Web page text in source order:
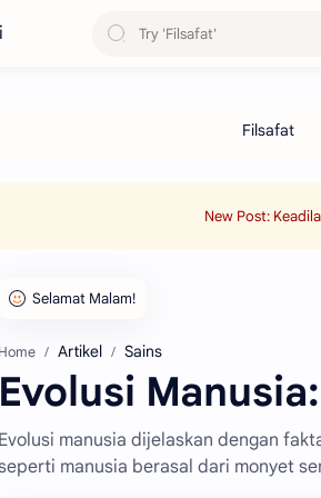
New Post:
Home Artikel Sains
Evolusi
Evolusi manusia dijelaskan dengan
manusia berasal dari monyet